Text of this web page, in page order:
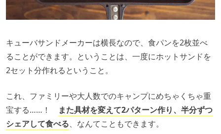
キューバサンドメーカーは横長なので、食パンを2枚並べ
ることができます。ということは、一度にホットサンドを
2セット分作れるということ。
これ、ファミリーや大人数でのキャンプにめちゃくちゃ重
宝する……！
また具材を変えて2パターン作り、半分ずつ
シェアして食べる、なんてこともできます。